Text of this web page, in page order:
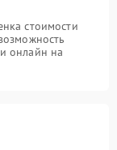
стоимости
онлайн на